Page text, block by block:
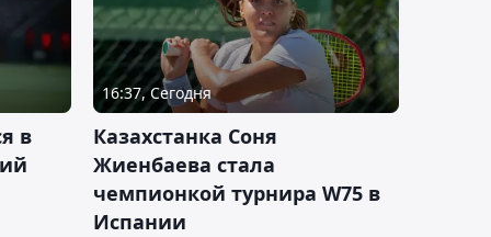
в
16:37, Сегодня
Казахстанка Соня
Жиенбаева стала
чемпионкой турнира W75 в
Испании